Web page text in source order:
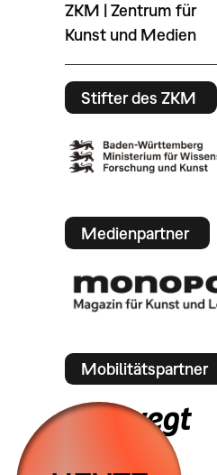
ZKM | Zentrum für
Kunst und Medien
Stifter des ZKM
Medienpartner
Mobilitätspartner